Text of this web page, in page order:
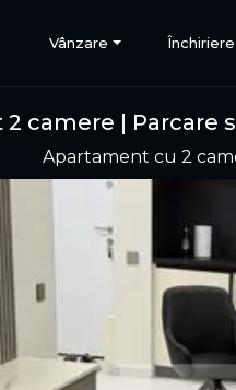
Vânzare Închiriere
camere | Parcare
Apartament cu 2